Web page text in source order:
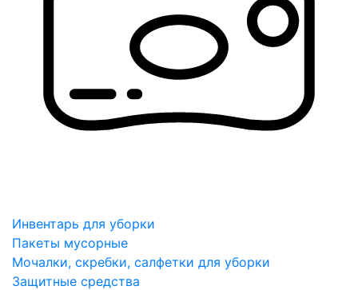
Инвентарь для уборки
Пакеты мусорные
Мочалки, скребки, салфетки для уборки
Защитные средства